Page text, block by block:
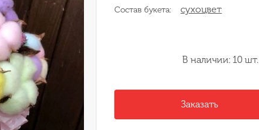
Состав букета: сухоцвет
В наличии: 10 шт.
Заказать